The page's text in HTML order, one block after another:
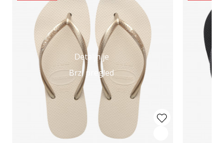
Detaljnije
Brzi pregled